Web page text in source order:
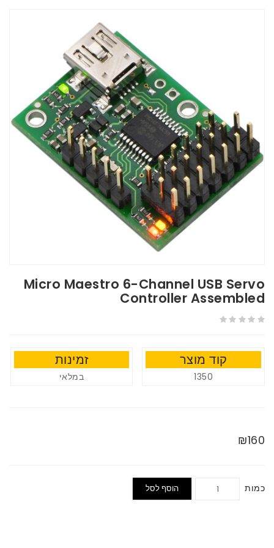
Micro Maestro 6-Channel USB Servo
Controller Assembled
קוד מוצר
1350
זמינות
במלאי
₪160
כמות הוסף לסל